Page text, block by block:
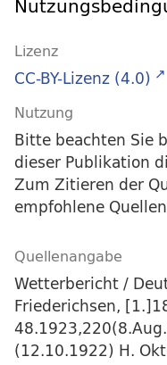
Lizenz
CC-BY-Lizenz (4.0)
Nutzung
Bitte beachten Sie
dieser Publikation
Zum Zitieren der
empfohlene
Quellenangabe
Wetterbericht /
Friederichsen,
(12.10.1922) H.